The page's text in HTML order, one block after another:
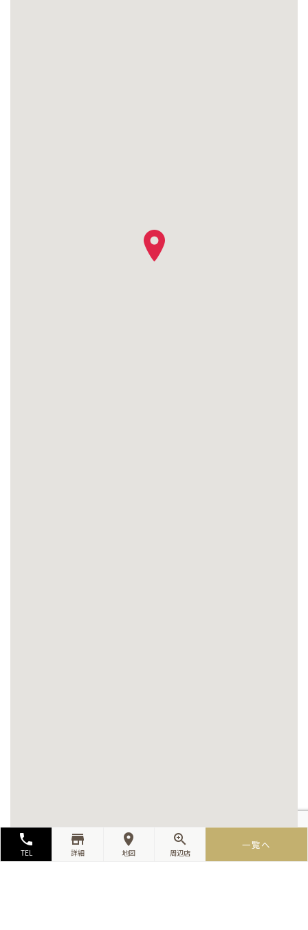
local_phone
TEL
store_mall_directory
詳細
room
地図
zoom_in
周辺店
一覧へ